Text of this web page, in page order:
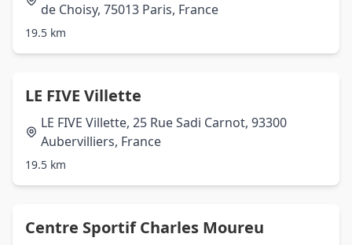
de Choisy, 75013 Paris, France
19.5 km
LE FIVE Villette
LE FIVE Villette, 25 Rue Sadi Carnot, 93300
Aubervilliers, France
19.5 km
Centre Sportif Charles Moureu